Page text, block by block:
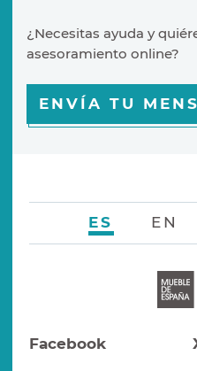
¿Necesitas ayuda y
asesoramiento online?
ENVÍA TU
Facebook
ES EN